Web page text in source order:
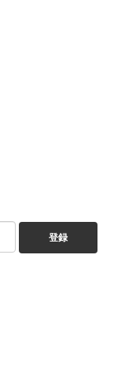
登録